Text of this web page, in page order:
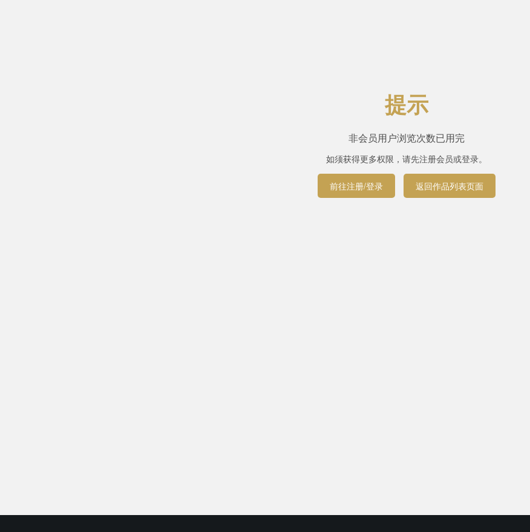
提示
非会员用户浏览次数已用完
如须获得更多权限，请先注册会员或登录。
前往注册/登录 返回作品列表页面